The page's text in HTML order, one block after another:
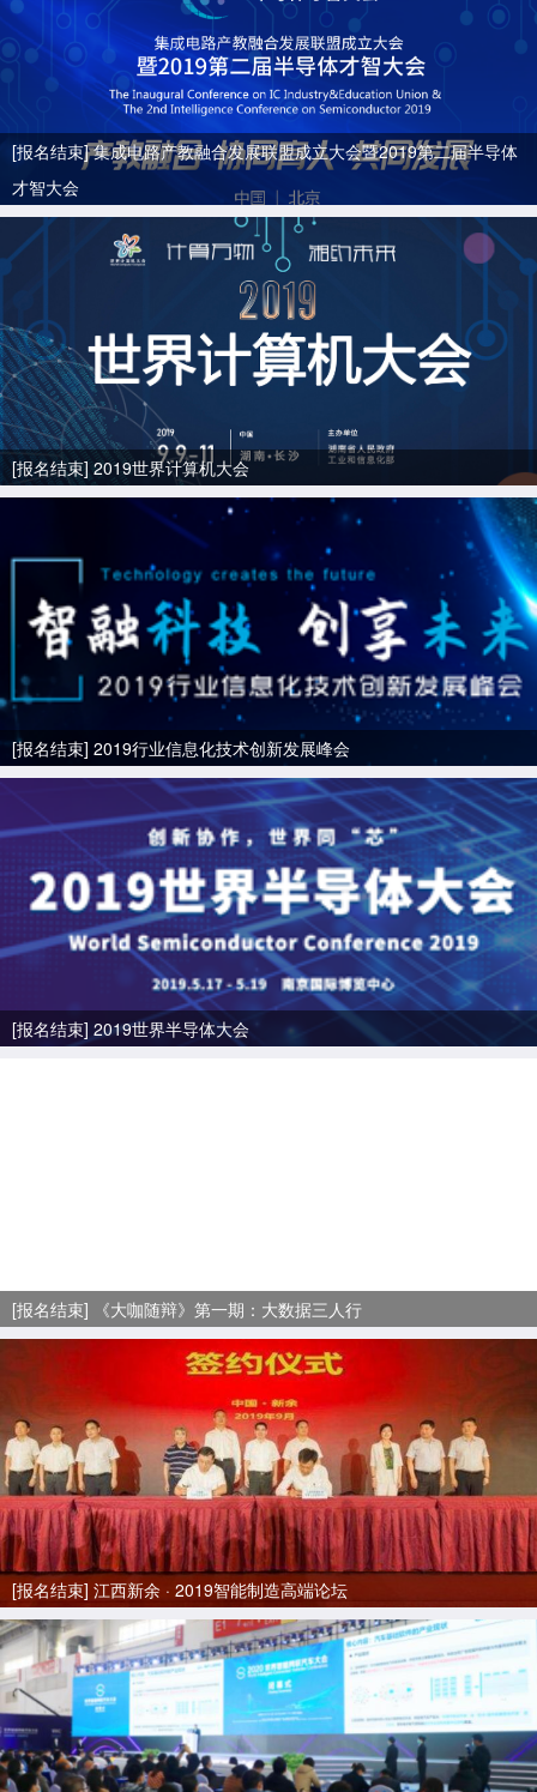
[报名结束] 集成电路产教融合发展联盟成立大会暨2019第二届半导体
才智大会
[报名结束] 2019世界计算机大会
[报名结束] 2019行业信息化技术创新发展峰会
[报名结束] 2019世界半导体大会
[报名结束] 《大咖随辩》第一期：大数据三人行
[报名结束] 江西新余 · 2019智能制造高端论坛